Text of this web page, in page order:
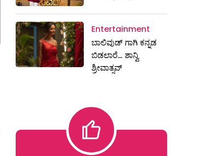
Entertainment
ಬಾಲಿವುಡ್ ಗಾಗಿ ಕನ್ನಡ
ಬಿಡಲಾರೆ… ಶಾನ್ವಿ
ಶ್ರೀವಾತ್ಸವ್